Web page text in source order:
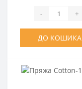
- +
ДО КОШИКА